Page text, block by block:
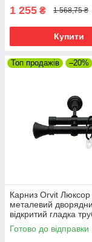
1 255 ₴ 1 568,75 ₴
Купити
Топ продажів –20%
Карниз Orvit Люксор
металевий
відкритий гладка
металеве Чорний
19\19 мм 300 см (00-
Готово до відправки